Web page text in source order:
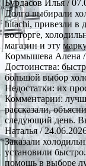
Бурдасов Илья /
Долго выбирали
hitachi, привезли в
восторге,
магазин и эту
Кормышева Алена
Достоинства:
большой выбор
Недостатки: их
Комментарии:
рассказали,
следующий день.
Наталья/
Заказали
установили
помощь в выборе